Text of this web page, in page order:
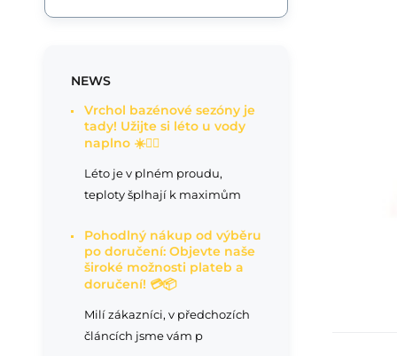
NEWS
Vrchol bazénové sezóny je
tady! Užijte si léto u vody
naplno ☀️🏊‍♂️
Léto je v plném proudu,
teploty šplhají k maximům
Pohodlný nákup od výběru
po doručení: Objevte naše
široké možnosti plateb a
doručení! 💳📦
Milí zákazníci, v předchozích
článcích jsme vám p